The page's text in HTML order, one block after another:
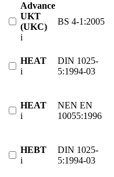
Advance
UKT
(UKC)
i
BS 4-1:2005
HEAT
i
DIN 1025-
5:1994-03
HEAT
i
NEN EN
10055:1996
HEBT
i
DIN 1025-
5:1994-03